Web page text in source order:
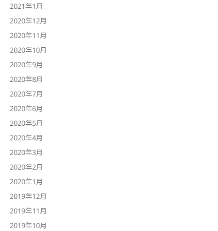
2021年1月
2020年12月
2020年11月
2020年10月
2020年9月
2020年8月
2020年7月
2020年6月
2020年5月
2020年4月
2020年3月
2020年2月
2020年1月
2019年12月
2019年11月
2019年10月